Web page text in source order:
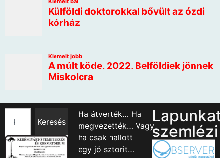
Keresés
Ha átverték… Ha
megvezették… Vagy
ha csak hallott
egy jó sztorit…
szemlézi